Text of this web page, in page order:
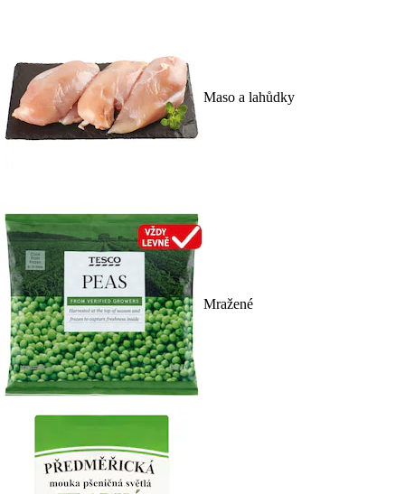
Maso a lahůdky
Mražené